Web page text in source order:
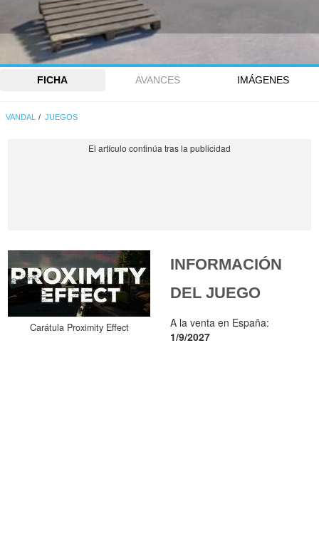
FICHA AVANCES IMÁGENES
VANDAL JUEGOS
Carátula Proximity Effect
INFORMACIÓN
DEL JUEGO
A la venta en España:
1/9/2027